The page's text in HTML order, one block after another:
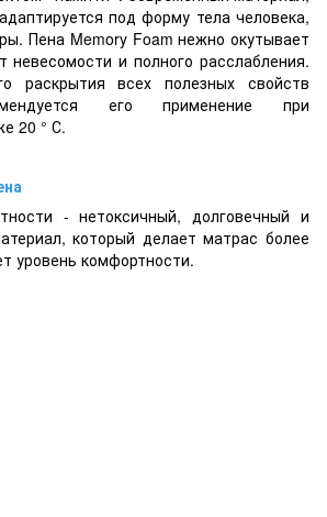
под форму тела человека,
Пена Memory Foam нежно окутывает
невесомости и полного расслабления.
раскрытия всех полезных свойств
его применение при
20 ° С.
- нетоксичный, долговечный и
который делает матрас более
уровень комфортности.